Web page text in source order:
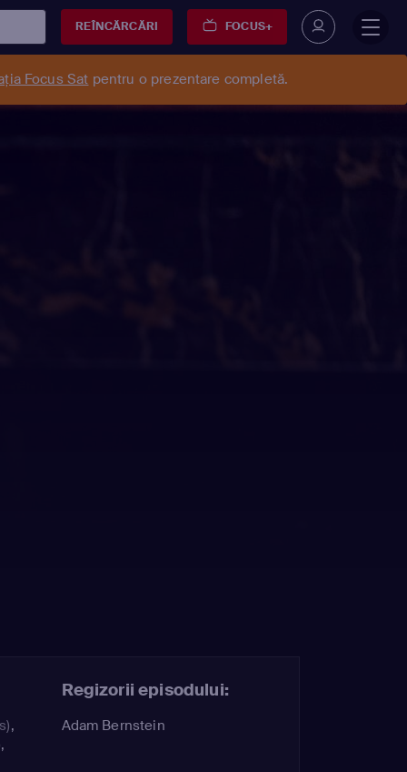
REÎNCĂRCĂRI FOCUS+
Focus Sat pentru o prezentare completă.
,
,
Regizorii episodului:
Adam Bernstein